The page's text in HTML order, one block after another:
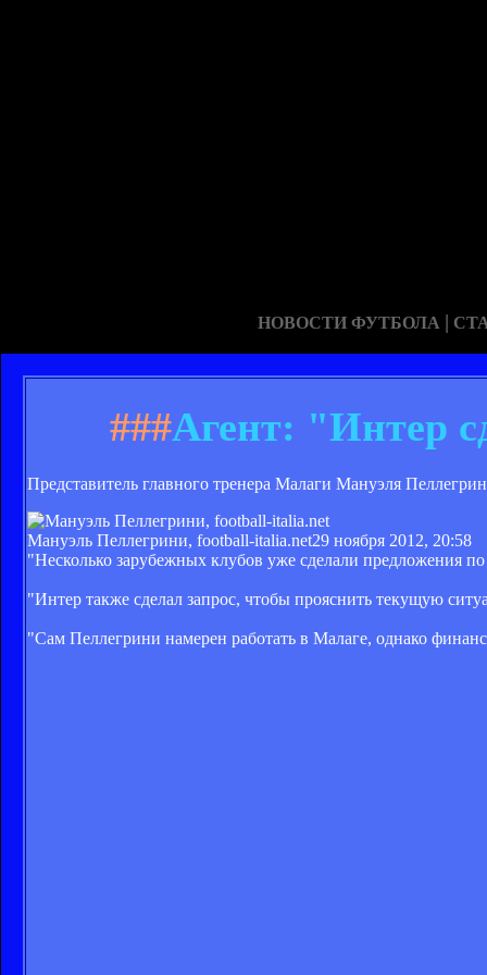
НОВОСТИ ФУТБОЛА |
###Агент: "Интер
Представитель главного тренера Малаги Мануэля
Мануэль Пеллегрини, football-italia.net29 ноября 2012, 20:58
"Несколько зарубежных клубов уже сделали предложения
"Интер также сделал запрос, чтобы прояснить текущую
"Сам Пеллегрини намерен работать в Малаге, однако